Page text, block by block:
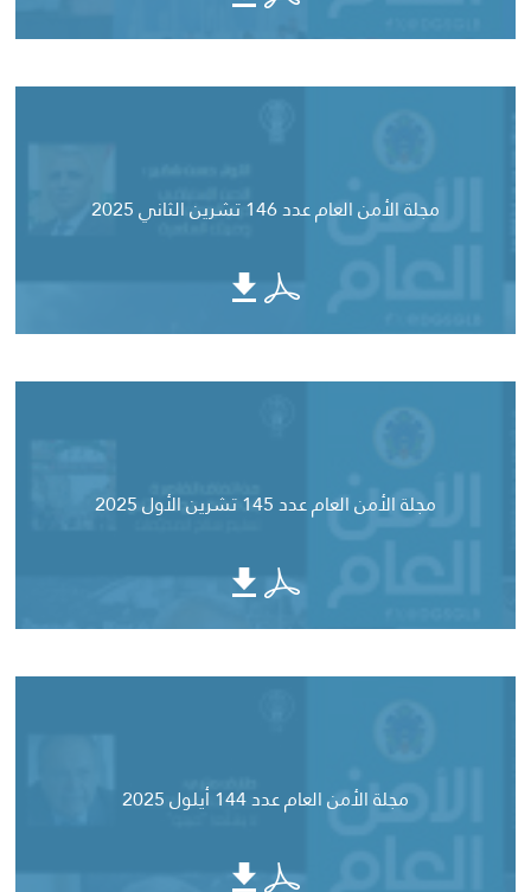
مجلة الأمن العام عدد 146 تشرين الثاني 2025
مجلة الأمن العام عدد 145 تشرين الأول 2025
مجلة الأمن العام عدد 144 أيلول 2025